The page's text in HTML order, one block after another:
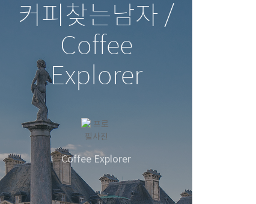
커피찾는남자 /
Coffee
Explorer
Coffee Explorer